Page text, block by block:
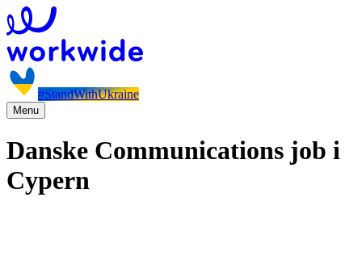
#StandWithUkraine
Menu
Danske Communications job i
Cypern